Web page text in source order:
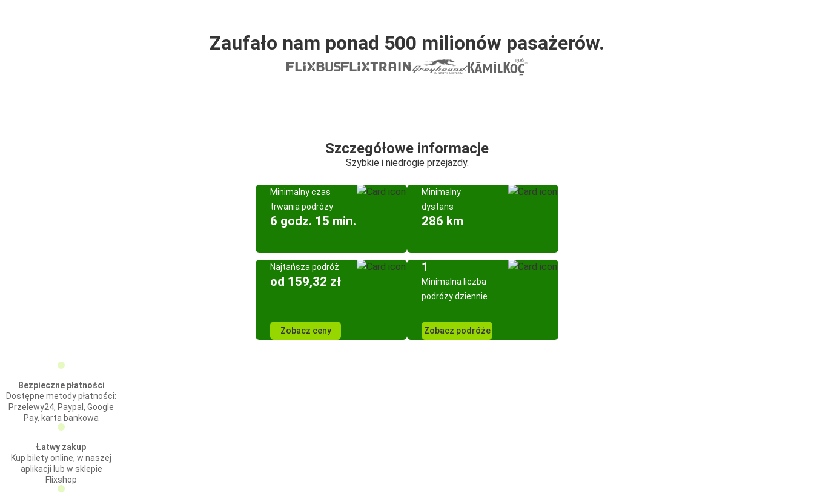
Zaufało nam ponad 500 milionów pasażerów.
Szczegółowe informacje
Szybkie i niedrogie przejazdy.
Minimalny czas
trwania podróży
6 godz. 15 min.
Minimalny
dystans
286 km
Najtańsza podróż
od 159,32 zł
Zobacz ceny
1
Minimalna liczba
podróży dziennie
Zobacz podróże
Bezpieczne płatności
Dostępne metody płatności:
Przelewy24, Paypal, Google
Pay, karta bankowa
Łatwy zakup
Kup bilety online, w naszej
aplikacji lub w sklepie
Flixshop